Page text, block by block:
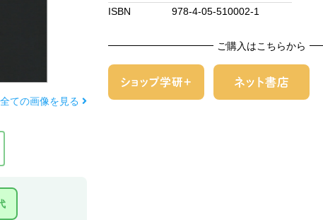
ての画像を見る
ISBN
978-4-05-510002-1
ご購入はこちらから